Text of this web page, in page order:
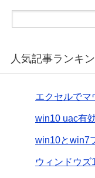
人気記事ランキ
エクセルでマ
win10 uac有
win10とwin7
ウィンドウ